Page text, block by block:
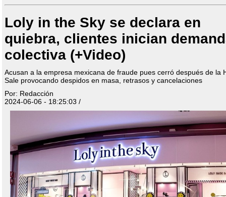
Loly in the Sky se declara en
quiebra, clientes inician
colectiva (+Video)
Acusan a la empresa mexicana de fraude pues cerró después de la
Sale provocando despidos en masa, retrasos y cancelaciones
Por: Redacción
2024-06-06 - 18:25:03 /